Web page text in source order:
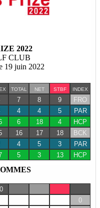
2022
CLUB
19 juin 2022
TOTAL NET STBF INDEX
7 8 9
FRO
4 4 5
PAR
6 18 4
HCP
16 17 18
BCK
4 5 3
PAR
5 3 13 HCP
0